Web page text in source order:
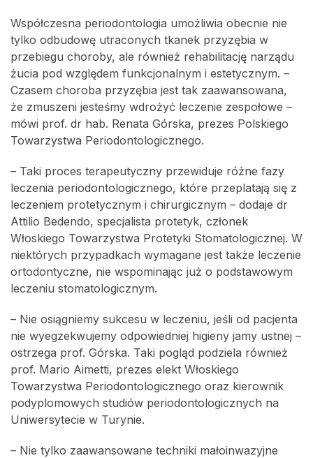
Współczesna periodontologia umożliwia obecnie nie
tylko odbudowę utraconych tkanek przyzębia w
przebiegu choroby, ale również rehabilitację narządu
żucia pod względem funkcjonalnym i estetycznym. –
Czasem choroba przyzębia jest tak zaawansowana,
że zmuszeni jesteśmy wdrożyć leczenie zespołowe –
mówi prof. dr hab. Renata Górska, prezes Polskiego
Towarzystwa Periodontologicznego.
– Taki proces terapeutyczny przewiduje różne fazy
leczenia periodontologicznego, które przeplatają się z
leczeniem protetycznym i chirurgicznym – dodaje dr
Attilio Bedendo, specjalista protetyk, członek
Włoskiego Towarzystwa Protetyki Stomatologicznej. W
niektórych przypadkach wymagane jest także leczenie
ortodontyczne, nie wspominając już o podstawowym
leczeniu stomatologicznym.
– Nie osiągniemy sukcesu w leczeniu, jeśli od pacjenta
nie wyegzekwujemy odpowiedniej higieny jamy ustnej –
ostrzega prof. Górska. Taki pogląd podziela również
prof. Mario Aimetti, prezes elekt Włoskiego
Towarzystwa Periodontologicznego oraz kierownik
podyplomowych studiów periodontologicznych na
Uniwersytecie w Turynie.
– Nie tylko zaawansowane techniki małoinwazyjne